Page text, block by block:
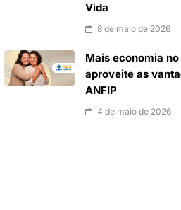
Vida
8 de maio de 2026
Mais economia
aproveite as
ANFIP
4 de maio de 2026